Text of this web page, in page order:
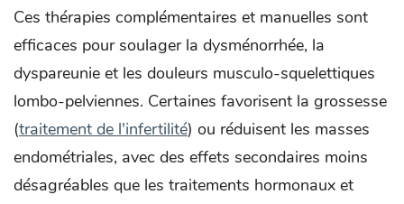
Ces thérapies complémentaires et manuelles sont
efficaces pour soulager la dysménorrhée, la
dyspareunie et les douleurs musculo-squelettiques
lombo-pelviennes. Certaines favorisent la grossesse
(traitement de l'infertilité) ou réduisent les masses
endométriales, avec des effets secondaires moins
désagréables que les traitements hormonaux et